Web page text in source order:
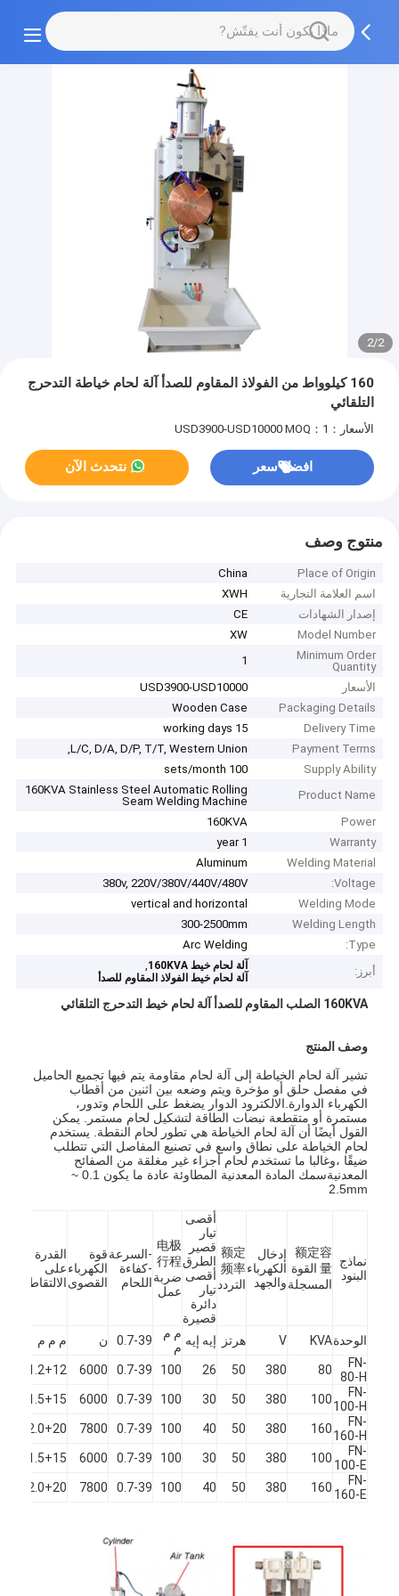
2/2
160 كيلوواط من الفولاذ المقاوم للصدأ آلة لحام خياطة التدحرج
التلقائي
الأسعار：USD3900-USD10000 MOQ：1
افضل سعر نتحدث الآن
منتوج وصف
Place of Origin
China
اسم العلامة التجارية
XWH
إصدار الشهادات
CE
Model Number
XW
Minimum Order
Quantity
1
الأسعار
USD3900-USD10000
Packaging Details
Wooden Case
Delivery Time
15 working days
Payment Terms
L/C, D/A, D/P, T/T, Western Union,
Supply Ability
100 sets/month
Product Name
160KVA Stainless Steel Automatic Rolling
Seam Welding Machine
Power
160KVA
Warranty
1 year
Welding Material
Aluminum
Voltage:
380v, 220V/380V/440V/480V
Welding Mode
vertical and horizontal
Welding Length
300-2500mm
Type:
Arc Welding
أبرز:
آلة لحام خيط 160KVA ,
آلة لحام خيط الفولاذ المقاوم للصدأ
160KVA الصلب المقاوم للصدأ آلة لحام خيط التدحرج التلقائي
وصف المنتج
تشير آلة لحام الخياطة إلى آلة لحام مقاومة يتم فيها تجميع الحاميل
في مفصل حلق أو مؤخرة ويتم وضعه بين اثنين من أقطاب
الكهرباء الدوارة.الالكترود الدوار يضغط على اللحام وتدور،
مستمرة أو متقطعة نبضات الطاقة لتشكيل لحام مستمر. يمكن
القول أيضًا أن آلة لحام الخياطة هي تطور لحام النقطة. يستخدم
لحام الخياطة على نطاق واسع في تصنيع المفاصل التي تتطلب
ضيقًا ،وغالبا ما تستخدم لحام أجزاء غير مغلقة من الصفائح
المعدنيةسمك المادة المعدنية المطاوئة عادة ما يكون 0.1 ~
2.5mm
نماذج
البنود
额定容
量 القوة
المسجلة
إدخال
الكهرباء
والجهد
额定
频率
التردد
أقصى
تيار
قصير
الطرق
أقصى
تيار
دائرة
قصيرة
电极
行程
ضربة
عمل
-السرعة
-كفاءة
اللحام
قوة
الكهرباء
القصوى
القدرة
على
الالتقاط
الوحدةKVA
V هرتز إيه إيه م م
م
0.7-39 ن م م م
FN-
80-H
80
380
50
26
100
0.7-39
6000
1.2+12
FN-
100-H
100
380
50
30
100
0.7-39
6000
1.5+15
FN-
160-H
160
380
50
40
100
0.7-39
7800
2.0+20
FN-
100-E
100
380
50
30
100
0.7-39
6000
1.5+15
FN-
160-E
160
380
50
40
100
0.7-39
7800
2.0+20